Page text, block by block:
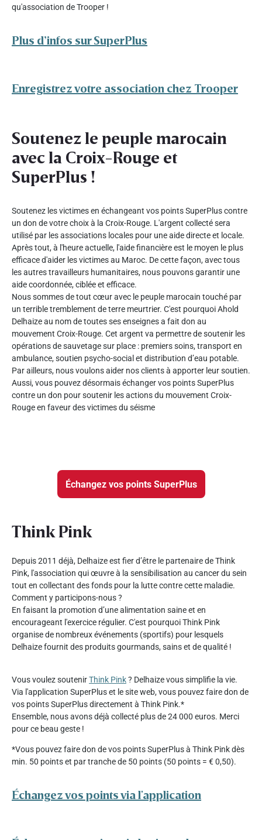
qu'association de Trooper !
Plus d’infos sur SuperPlus
Enregistrez votre association chez Trooper
Soutenez le peuple marocain
avec la Croix-Rouge et
SuperPlus !
Soutenez les victimes en échangeant vos points SuperPlus contre
un don de votre choix à la Croix-Rouge. L'argent collecté sera
utilisé par les associations locales pour une aide directe et locale.
Après tout, à l'heure actuelle, l'aide financière est le moyen le plus
efficace d'aider les victimes au Maroc. De cette façon, avec tous
les autres travailleurs humanitaires, nous pouvons garantir une
aide coordonnée, ciblée et efficace.
Nous sommes de tout cœur avec le peuple marocain touché par
un terrible tremblement de terre meurtrier. C'est pourquoi Ahold
Delhaize au nom de toutes ses enseignes a fait don au
mouvement Croix-Rouge. Cet argent va permettre de soutenir les
opérations de sauvetage sur place : premiers soins, transport en
ambulance, soutien psycho-social et distribution d’eau potable.
Par ailleurs, nous voulons aider nos clients à apporter leur soutien.
Aussi, vous pouvez désormais échanger vos points SuperPlus
contre un don pour soutenir les actions du mouvement Croix-
Rouge en faveur des victimes du séisme
Échangez vos points SuperPlus
Think Pink
Depuis 2011 déjà, Delhaize est fier d’être le partenaire de Think
Pink, l'association qui œuvre à la sensibilisation au cancer du sein
tout en collectant des fonds pour la lutte contre cette maladie.
Comment y participons-nous ?
En faisant la promotion d’une alimentation saine et en
encourageant l'exercice régulier. C'est pourquoi Think Pink
organise de nombreux événements (sportifs) pour lesquels
Delhaize fournit des produits gourmands, sains et de qualité !
Vous voulez soutenirThink Pink? Delhaize vous simplifie la vie.
Via l'application SuperPlus et le site web, vous pouvez faire don de
vos points SuperPlus directement à Think Pink.*
Ensemble, nous avons déjà collecté plus de 24 000 euros. Merci
pour ce beau geste !
*Vous pouvez faire don de vos points SuperPlus à Think Pink dès
min. 50 points et par tranche de 50 points (50 points = € 0,50).
Échangez vos points via l'application